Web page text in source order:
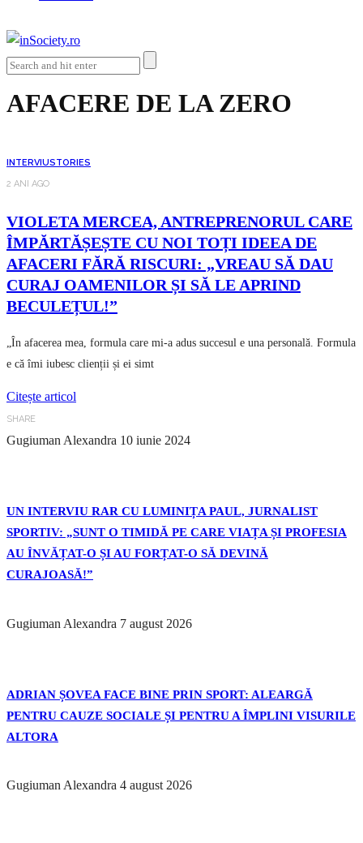
AFACERE DE LA ZERO
INTERVIUSTORIES
2 ANI AGO
VIOLETA MERCEA, ANTREPRENORUL CARE
ÎMPĂRTĂȘEȘTE CU NOI TOȚI IDEEA DE
AFACERI FĂRĂ RISCURI: „VREAU SĂ DAU
CURAJ OAMENILOR ȘI SĂ LE APRIND
BECULEȚUL!”
„În afacerea mea, formula care mi-a adus succesul e una personală. Formula
e că îmi iubesc clienții și ei simt
Citește articol
SHARE
Gugiuman Alexandra 10 iunie 2024
UN INTERVIU RAR CU LUMINIȚA PAUL, JURNALIST
SPORTIV: „SUNT O TIMIDĂ PE CARE VIAȚA ȘI PROFESIA
AU ÎNVĂȚAT-O ȘI AU FORȚAT-O SĂ DEVINĂ
CURAJOASĂ!”
Gugiuman Alexandra 7 august 2026
ADRIAN ȘOVEA FACE BINE PRIN SPORT: ALEARGĂ
PENTRU CAUZE SOCIALE ȘI PENTRU A ÎMPLINI VISURILE
ALTORA
Gugiuman Alexandra 4 august 2026